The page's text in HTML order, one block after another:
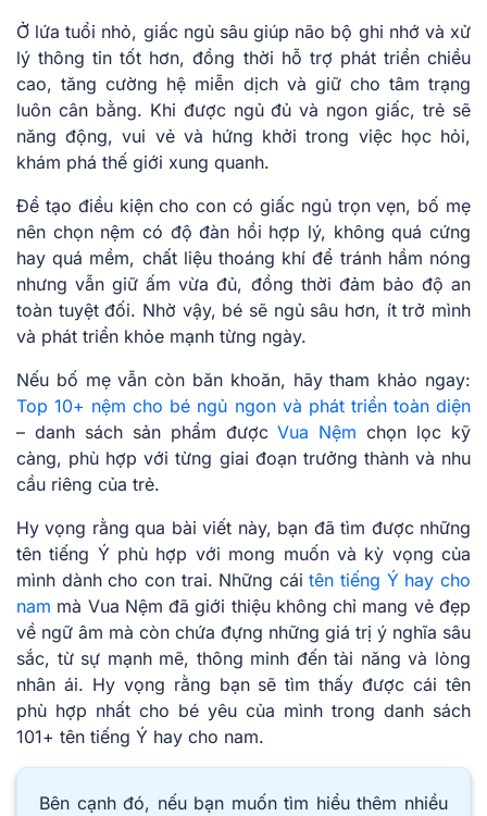
Ở lứa tuổi nhỏ, giấc ngủ sâu giúp não bộ ghi nhớ và xử
lý thông tin tốt hơn, đồng thời hỗ trợ phát triển chiều
cao, tăng cường hệ miễn dịch và giữ cho tâm trạng
luôn cân bằng. Khi được ngủ đủ và ngon giấc, trẻ sẽ
năng động, vui vẻ và hứng khởi trong việc học hỏi,
khám phá thế giới xung quanh.
Để tạo điều kiện cho con có giấc ngủ trọn vẹn, bố mẹ
nên chọn nệm có độ đàn hồi hợp lý, không quá cứng
hay quá mềm, chất liệu thoáng khí để tránh hầm nóng
nhưng vẫn giữ ấm vừa đủ, đồng thời đảm bảo độ an
toàn tuyệt đối. Nhờ vậy, bé sẽ ngủ sâu hơn, ít trở mình
và phát triển khỏe mạnh từng ngày.
Nếu bố mẹ vẫn còn băn khoăn, hãy tham khảo ngay:
Top 10+ nệm cho bé ngủ ngon và phát triển toàn diện
– danh sách sản phẩm đượcVua Nệm chọn lọc kỹ
càng, phù hợp với từng giai đoạn trưởng thành và nhu
cầu riêng của trẻ.
Hy vọng͏ ͏rằ͏ng͏ qua ͏bài viế͏t nà͏y͏, ͏bạ͏n͏ đã ͏tìm đ͏ượ͏c những
tên tiế͏ng Ý phù hợp͏ với mon͏g mu͏ốn và kỳ vọng ͏của
mình dành c͏ho͏ con͏ trai. Những cáitên tiếng Ý hay cho
nam m͏à Vua Nệm đã ͏giới thiệu khô͏ng chỉ mang ͏vẻ đẹp
về ngữ âm mà ͏còn chứ͏a đựng ͏những͏ ͏g͏i͏á trị ͏ý ͏n͏g͏hĩa sâu
s͏ắ͏c,͏ ͏từ sự ͏mạn͏h ͏mẽ, thông͏ m͏in͏h͏ đế͏n ͏tài năng và l͏òn͏g
nhân͏ á͏i. H͏y vọng rằn͏g bạn ͏sẽ tìm th͏ấy được cái͏ tên
phù͏ ͏hợp͏ nhất ͏cho bé y͏ê͏u͏ của mì͏nh tr͏o͏ng danh s͏ách
101+ tên tiếng Ý hay cho nam.
Bên cạnh đó, nếu bạn muốn tìm hiểu thêm nhiều